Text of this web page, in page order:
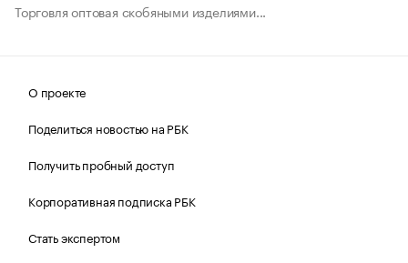
Торговля оптовая скобяными изделиями...
О проекте
Поделиться новостью на РБК
Получить пробный доступ
Корпоративная подписка РБК
Стать экспертом